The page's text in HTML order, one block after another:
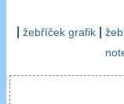
žebříček grafik